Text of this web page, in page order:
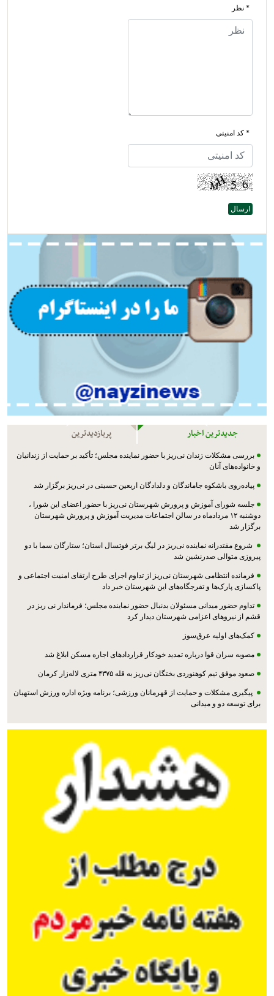
* نظر
* کد امنیتی
جدیدترین اخبار پربازدیدترین
بررسی مشکلات زندان نی‌ریز با حضور نماینده مجلس؛ تأکید بر حمایت از زندانیان
و خانواده‌های آنان
پیاده‌روی باشکوه جاماندگان و دلدادگان اربعین حسینی در نی‌ریز برگزار شد
جلسه شورای آموزش و پرورش شهرستان نی‌ریز با حضور اعضای این شورا ،
دوشنبه ۱۲ مردادماه در سالن اجتماعات مدیریت آموزش و پرورش شهرستان
برگزار شد
شروع مقتدرانه نماینده نی‌ریز در لیگ برتر فوتسال استان؛ ستارگان سما با دو
پیروزی متوالی صدرنشین شد
فرمانده انتظامی شهرستان نی‌ریز از تداوم اجرای طرح ارتقای امنیت اجتماعی و
پاکسازی پارک‌ها و تفرجگاه‌های این شهرستان خبر داد
تداوم حضور میدانی مسئولان بدنبال حضور نماینده مجلس؛ فرماندار نی ریز در
قشم از نیروهای اعزامی شهرستان دیدار کرد
کمک‌های اولیه عرق‌سوز
مصوبه سران قوا درباره تمدید خودکار قراردادهای اجاره مسکن ابلاغ شد
صعود موفق تیم کوهنوردی بختگان نی‌ریز به قله ۴۳۷۵ متری لاله‌زار کرمان
پیگیری مشکلات و حمایت از قهرمانان ورزشی؛ برنامه ویژه اداره ورزش استهبان
برای توسعه دو و میدانی